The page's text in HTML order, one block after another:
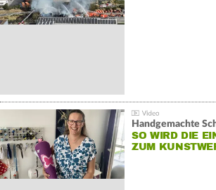
Handgemachte
SO WIRD DIE
ZUM